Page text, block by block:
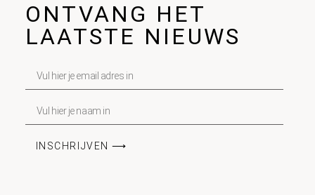
ONTVANG HET
LAATSTE NIEUWS
INSCHRIJVEN ⟶